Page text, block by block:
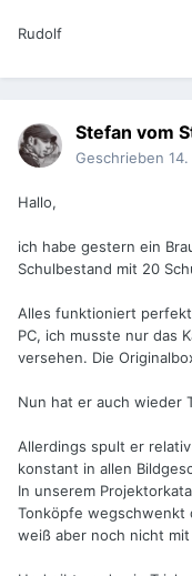
Rudolf
Stefan vom
Geschrieben
Hallo,
ich habe gestern ein
Schulbestand mit 20
Alles funktioniert
PC, ich musste nur das
versehen. Die
Nun hat er auch wieder
Allerdings spult er
konstant in allen
In unserem
Tonköpfe wegschwenkt
weiß aber noch nicht